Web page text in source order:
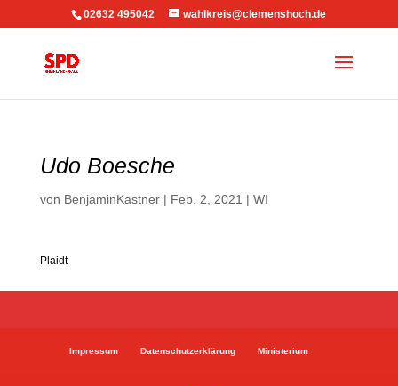
02632 495042 wahlkreis@clemenshoch.de
Udo Boesche
von BenjaminKastner| Feb. 2, 2021 | WI
Plaidt
Impressum Datenschutzerklärung Ministerium